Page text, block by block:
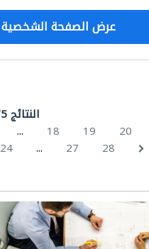
عرض الصفحة الشخصية
200-210 of 275 النتائج
... 18 19 20
24 ... 27 28